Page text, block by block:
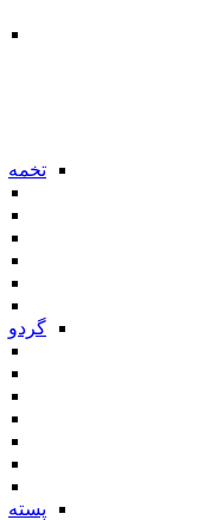
تخمه
گردو
پسته